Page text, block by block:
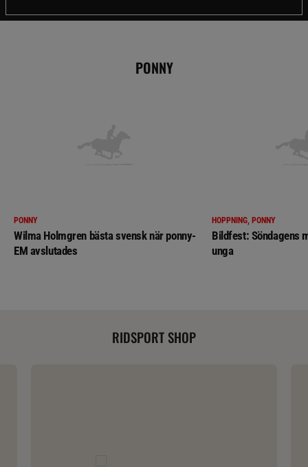
PONNY
PONNY
Wilma Holmgren bästa svensk när ponny-
EM avslutades
HOPPNING, PONNY
Bildfest: Söndagens
unga
RIDSPORT SHOP